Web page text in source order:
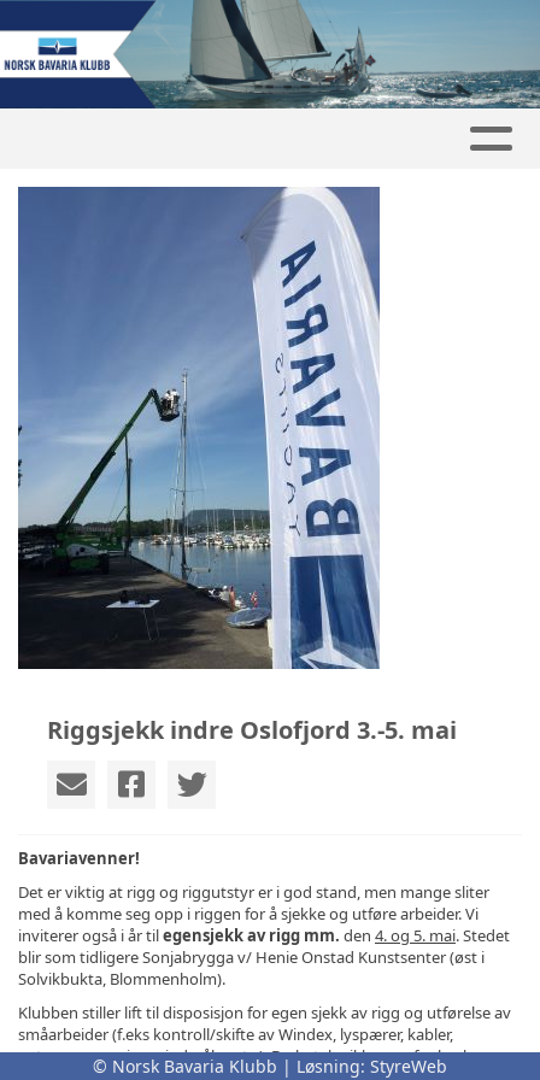
Riggsjekk indre Oslofjord 3.-5. mai
Bavariavenner!
Det er viktig at rigg og riggutstyr er i god stand, men mange sliter
med å komme seg opp i riggen for å sjekke og utføre arbeider. Vi
inviterer også i år tilegensjekk av rigg mm. den 4. og 5. mai. Stedet
blir som tidligere Sonjabrygga v/ Henie Onstad Kunstsenter (øst i
Solvikbukta, Blommenholm).
Klubben stiller lift til disposisjon for egen sjekk av rigg og utførelse av
småarbeider (f.eks kontroll/skifte av Windex, lyspærer, kabler,
antenner, smøring, vindmåler, etc.). Du betaler ikke noe for bruk av
© Norsk Bavaria Klubb | Løsning: StyreWeb